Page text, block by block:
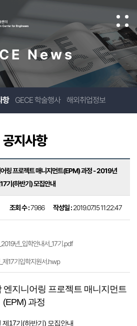
News
항 GECE 학술행사 해외취업정보
공지사항
링 프로젝트 매니지먼트(EPM) 과정 - 2019년
기(하반기) 모집안내
조회 수 :7986 작성일 :2019.07.15 11:22:47
년_입학안내서_17기.pdf
제17기입학지원서.hwp
엔지니어링 프로젝트 매니지먼트
(EPM) 과정
제17기(하반기) 모집안내